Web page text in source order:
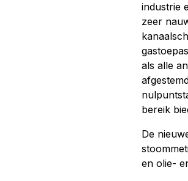
industrie
zeer
als alle
bereik
De
en olie-